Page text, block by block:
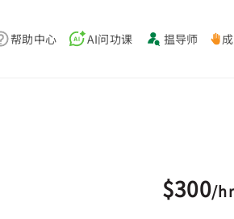
帮助中心 AI问功课 揾导师
$300/hr